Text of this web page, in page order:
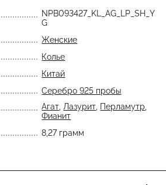
NPB093427_KL_AG_LP_SH_Y
G
Женские
Колье
Китай
Серебро 925 пробы
Агат Лазурит Перламутр
Фианит
8,27 грамм